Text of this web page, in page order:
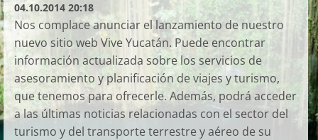
04.10.2014 20:18
Nos complace anunciar el lanzamiento de nuestro
nuevo sitio web Vive Yucatán. Puede encontrar
información actualizada sobre los servicios de
asesoramiento y planificación de viajes y turismo,
que tenemos para ofrecerle. Además, podrá acceder
a las últimas noticias relacionadas con el sector del
turismo y del transporte terrestre y aéreo de su